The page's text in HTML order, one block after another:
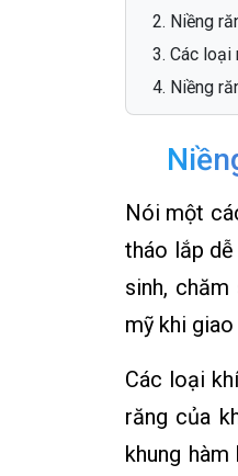
Niềng
Các loại
Niềng
Nói một
tháo lắp
sinh,
mỹ khi
Các loại
răng của
khung